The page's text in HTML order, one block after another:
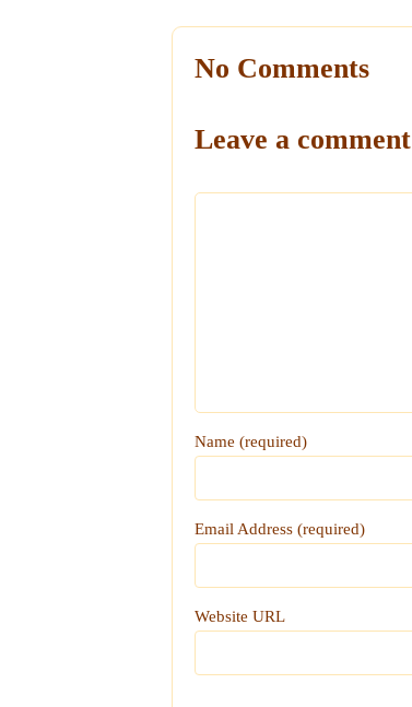
No Comments
Leave a comment
Name (required)
Email Address (required)
Website URL